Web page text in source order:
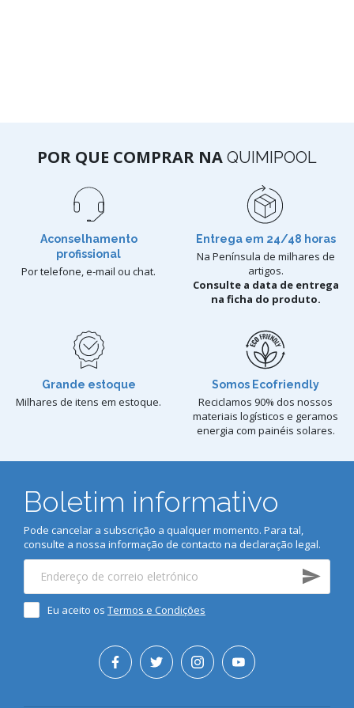
POR QUE COMPRAR NA QUIMIPOOL
Aconselhamento
profissional
Por telefone, e-mail ou chat.
Entrega em 24/48 horas
Na Península de milhares de
artigos.
Consulte a data de entrega
na ficha do produto.
Grande estoque
Milhares de itens em estoque.
Somos Ecofriendly
Reciclamos 90% dos nossos
materiais logísticos e geramos
energia com painéis solares.
Boletim informativo
Pode cancelar a subscrição a qualquer momento. Para tal,
consulte a nossa informação de contacto na declaração legal.
Eu aceito os Termos e Condições